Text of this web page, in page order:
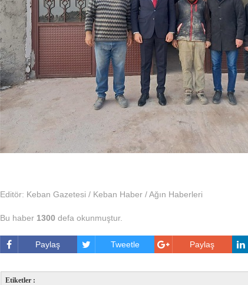
Editör: Keban Gazetesi / Keban Haber / Ağın Haberleri
Bu haber 1300 defa okunmuştur.
Paylaş Tweetle Paylaş
Etiketler :